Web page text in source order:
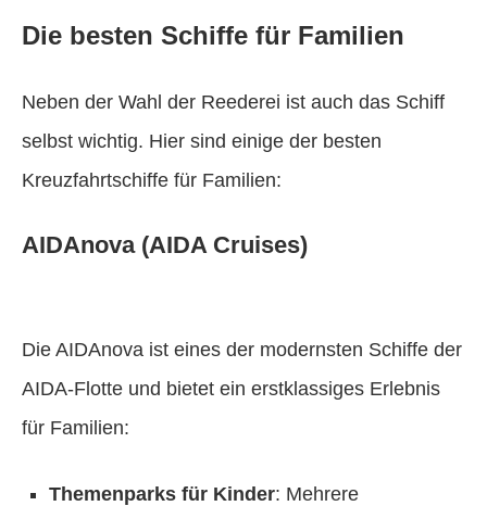
Die besten Schiffe für Familien
Neben der Wahl der Reederei ist auch das Schiff
selbst wichtig. Hier sind einige der besten
Kreuzfahrtschiffe für Familien:
AIDAnova (AIDA Cruises)
Die AIDAnova ist eines der modernsten Schiffe der
AIDA-Flotte und bietet ein erstklassiges Erlebnis
für Familien:
Themenparks für Kinder: Mehrere